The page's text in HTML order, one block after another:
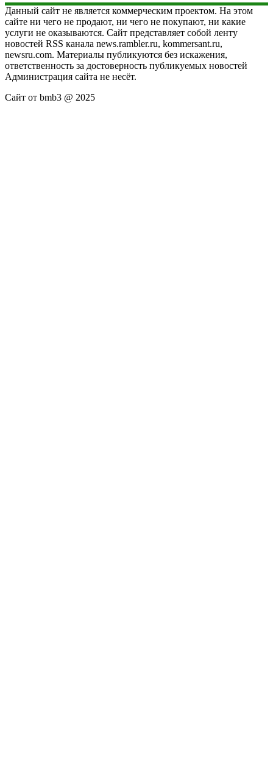
Данный сайт не является коммерческим проектом. На этом
сайте ни чего не продают, ни чего не покупают, ни какие
услуги не оказываются. Сайт представляет собой ленту
новостей RSS канала news.rambler.ru, kommersant.ru,
newsru.com. Материалы публикуются без искажения,
ответственность за достоверность публикуемых новостей
Администрация сайта не несёт.
Сайт от bmb3 @ 2025